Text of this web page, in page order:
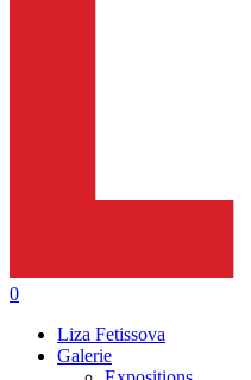
0
Liza Fetissova
Galerie